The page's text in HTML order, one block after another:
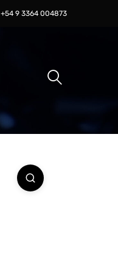
+54 9 3364 004873